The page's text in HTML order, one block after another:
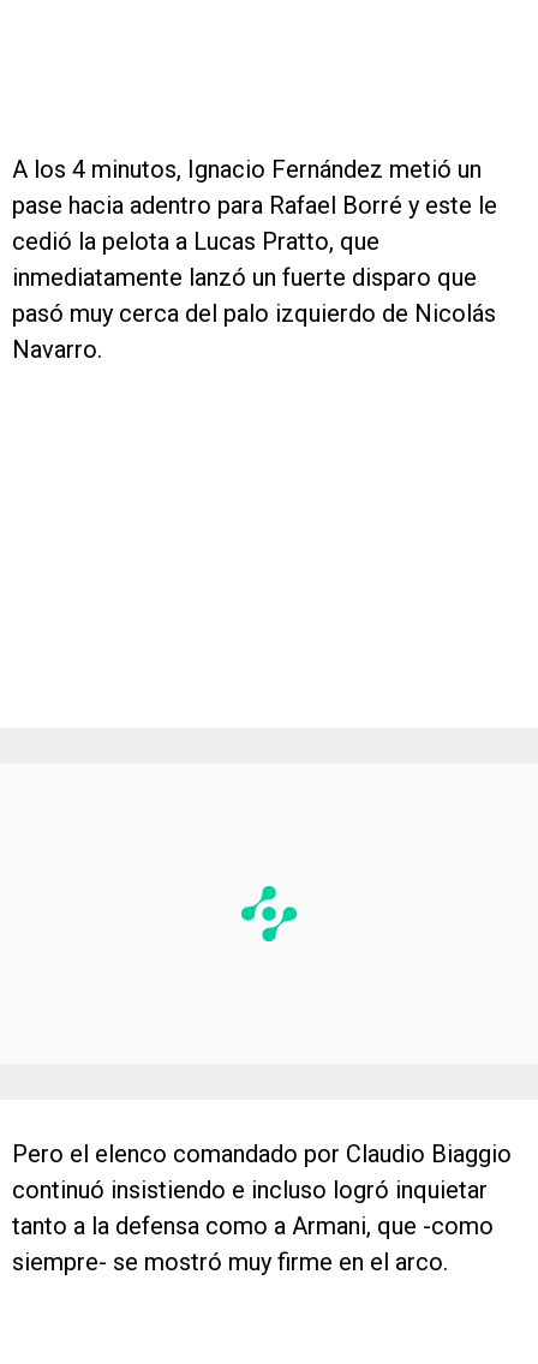
A los 4 minutos, Ignacio Fernández metió un
pase hacia adentro para Rafael Borré y este le
cedió la pelota a Lucas Pratto, que
inmediatamente lanzó un fuerte disparo que
pasó muy cerca del palo izquierdo de Nicolás
Navarro.
Pero el elenco comandado por Claudio Biaggio
continuó insistiendo e incluso logró inquietar
tanto a la defensa como a Armani, que -como
siempre- se mostró muy firme en el arco.